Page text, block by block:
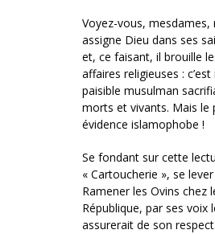
Voyez-vous,
assigne Dieu dans ses
et, ce faisant, il brouille
affaires religieuses :
paisible musulman
morts et vivants. Mais le
évidence islamophobe !
Se fondant sur cette
« Cartoucherie », se
Ramener les Ovins
République, par ses
assurerait de son respect.